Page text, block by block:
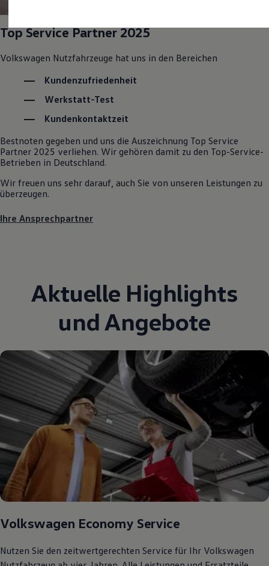
Fördermöglichkeiten für Gewerbekunden
Kostensimulator
Mehr zum ID. Buzz
California Welt
California Magazin & Ratgeber
Vanlife
Ratgeber
California Reisen & Erlebnisse
California App
California Lifestyle & Zubehör
Übernachten im California
Marke
Unternehmen
Karriere im Unternehmen
Events
Rückblick VW Bus Festival 2023
Bulli Magazin
Fahrzeugabholung ab Werk
Top Service Partner 2025
Volkswagen Nutzfahrzeuge hat uns in den Bereichen
Kundenzufriedenheit
Werkstatt-Test
Kundenkontaktzeit
Bestnoten gegeben und uns die Auszeichnung Top Service
Partner 2025 verliehen. Wir gehören damit zu den Top-Service-
Betrieben in Deutschland.
Wir freuen uns sehr darauf, auch Sie von unseren Leistungen zu
überzeugen.
Ihre Ansprechpartner
Aktuelle Highlights
und Angebote
Volkswagen Economy Service
Nutzen Sie den zeitwertgerechten Service für Ihr Volkswagen